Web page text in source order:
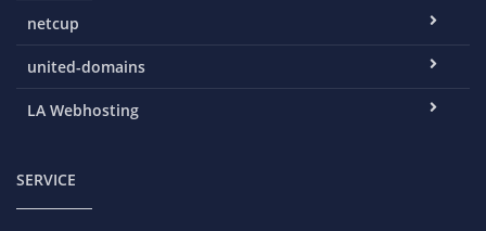
netcup
united-domains
LA Webhosting
SERVICE